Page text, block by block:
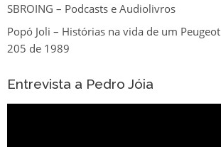
SBROING – Podcasts e Audiolivros
Popó Joli – Histórias na vida de um Peugeot
205 de 1989
Entrevista a Pedro Jóia